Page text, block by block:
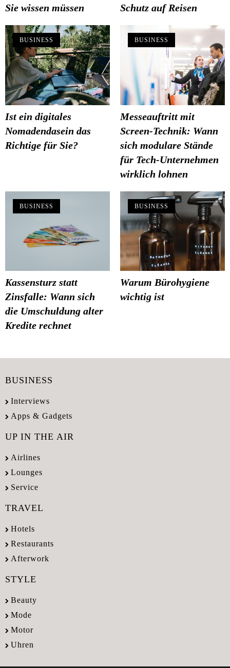
Sie wissen müssen
Schutz auf Reisen
BUSINESS
Ist ein digitales
Nomadendasein das
Richtige für Sie?
BUSINESS
Messeauftritt mit
Screen-Technik: Wann
sich modulare Stände
für Tech-Unternehmen
wirklich lohnen
BUSINESS
Kassensturz statt
Zinsfalle: Wann sich
die Umschuldung alter
Kredite rechnet
BUSINESS
Warum Bürohygiene
wichtig ist
BUSINESS
Interviews
Apps & Gadgets
UP IN THE AIR
Airlines
Lounges
Service
TRAVEL
Hotels
Restaurants
Afterwork
STYLE
Beauty
Mode
Motor
Uhren